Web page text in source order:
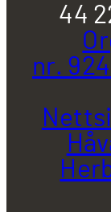
44
nr.